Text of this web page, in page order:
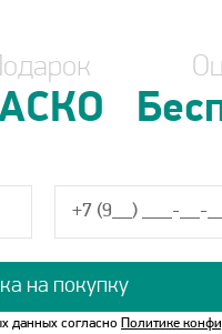
на покупку
данных согласно Политике